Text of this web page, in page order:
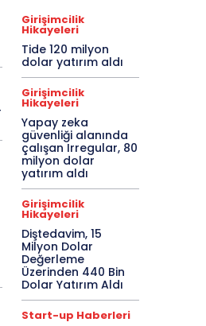
Girişimcilik
Hikayeleri
Tide 120 milyon
dolar yatırım aldı
Girişimcilik
Hikayeleri
Yapay zeka
güvenliği alanında
çalışan Irregular, 80
milyon dolar
yatırım aldı
Girişimcilik
Hikayeleri
Diştedavim, 15
Milyon Dolar
Değerleme
Üzerinden 440 Bin
Dolar Yatırım Aldı
Start-up Haberleri